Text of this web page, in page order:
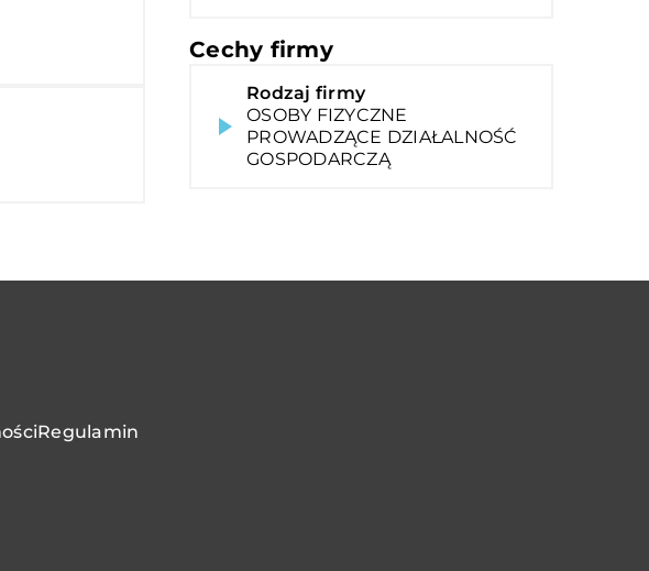
Cechy firmy
Rodzaj firmy
OSOBY FIZYCZNE
PROWADZĄCE DZIAŁALNOŚĆ
GOSPODARCZĄ
Regulamin